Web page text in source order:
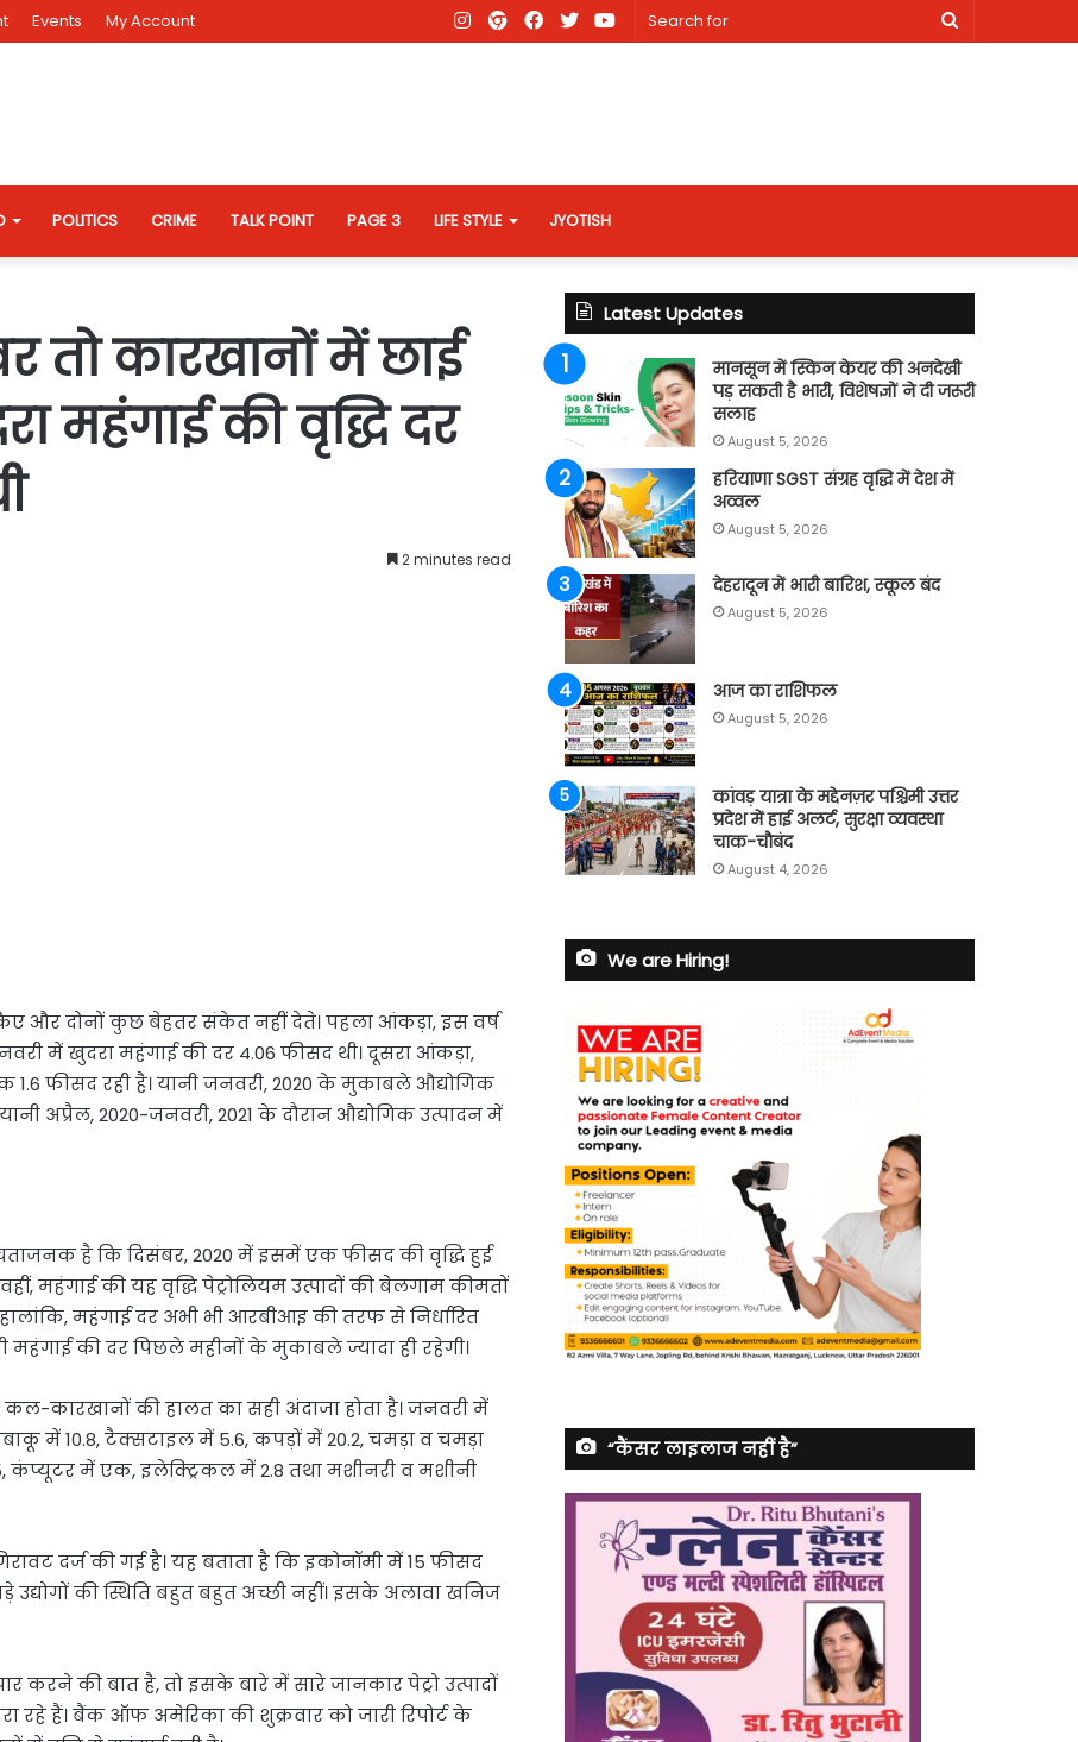
Events My Account
Search
Youtube
X
Facebook
AD
Instagram
POLITICS CRIME TALK POINT PAGE 3 LIFE STYLE JYOTISH
तो कारखानों में छाई
महंगाई की वृद्धि दर
2 minutes read
और दोनों कुछ बेहतर संकेत नहीं देते। पहला आंकड़ा, इस वर्ष
में खुदरा महंगाई की दर 4.06 फीसद थी। दूसरा आंकड़ा,
1.6 फीसद रही है। यानी जनवरी, 2020 के मुकाबले औद्योगिक
अप्रैल, 2020-जनवरी, 2021 के दौरान औद्योगिक उत्पादन में
है कि दिसंबर, 2020 में इसमें एक फीसद की वृद्धि हुई
महंगाई की यह वृद्धि पेट्रोलियम उत्पादों की बेलगाम कीमतों
महंगाई दर अभी भी आरबीआइ की तरफ से निर्धारित
की दर पिछले महीनों के मुकाबले ज्यादा ही रहेगी।
कारखानों की हालत का सही अंदाजा होता है। जनवरी में
में 10.8, टैक्सटाइल में 5.6, कपड़ों में 20.2, चमड़ा व चमड़ा
कंप्यूटर में एक, इलेक्ट्रिकल में 2.8 तथा मशीनरी व मशीनी
दर्ज की गई है। यह बताता है कि इकोनॉमी में 15 फीसद
की स्थिति बहुत बहुत अच्छी नहीं। इसके अलावा खनिज
की बात है, तो इसके बारे में सारे जानकार पेट्रो उत्पादों
रहे हैं। बैंक ऑफ अमेरिका की शुक्रवार को जारी रिपोर्ट के
Latest Updates
मानसून में स्किन केयर की अनदेखी
पड़ सकती है भारी, विशेषज्ञों ने दी जरूरी
सलाह
August 5, 2026
हरियाणा SGST संग्रह वृद्धि में देश में
अव्वल
August 5, 2026
देहरादून में भारी बारिश, स्कूल बंद
August 5, 2026
आज का राशिफल
August 5, 2026
कांवड़ यात्रा के मद्देनज़र पश्चिमी उत्तर
प्रदेश में हाई अलर्ट, सुरक्षा व्यवस्था
चाक-चौबंद
August 4, 2026
We are Hiring!
“कैंसर लाइलाज नहीं है”